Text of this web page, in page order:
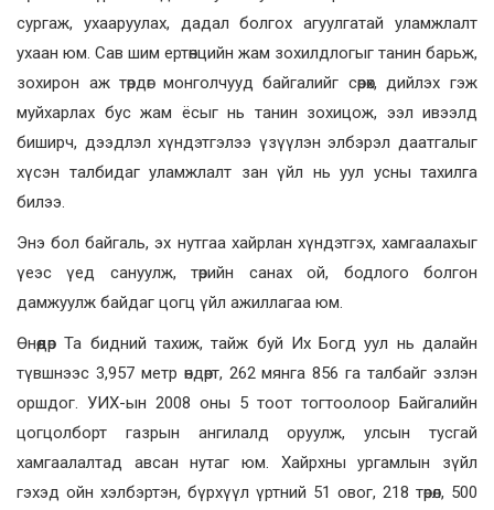
сургаж, ухааруулах, дадал болгох агуулгатай уламжлалт
ухаан юм. Сав шим ертөнцийн жам зохилдлогыг танин барьж,
зохирон аж төрдөг монголчууд байгалийг сөрөх, дийлэх гэж
муйхарлах бус жам ёсыг нь танин зохицож, ээл ивээлд
биширч, дээдлэл хүндэтгэлээ үзүүлэн элбэрэл даатгалыг
хүсэн талбидаг уламжлалт зан үйл нь уул усны тахилга
билээ.
Энэ бол байгаль, эх нутгаа хайрлан хүндэтгэх, хамгаалахыг
үеэс үед сануулж, төрийн санах ой, бодлого болгон
дамжуулж байдаг цогц үйл ажиллагаа юм.
Өнөөдөр Та бидний тахиж, тайж буй Их Богд уул нь далайн
түвшнээс 3,957 метр өндөрт, 262 мянга 856 га талбайг эзлэн
оршдог. УИХ-ын 2008 оны 5 тоот тогтоолоор Байгалийн
цогцолборт газрын ангилалд оруулж, улсын тусгай
хамгаалалтад авсан нутаг юм. Хайрхны ургамлын зүйл
гэхэд ойн хэлбэртэн, бүрхүүл үртний 51 овог, 218 төрөл, 500